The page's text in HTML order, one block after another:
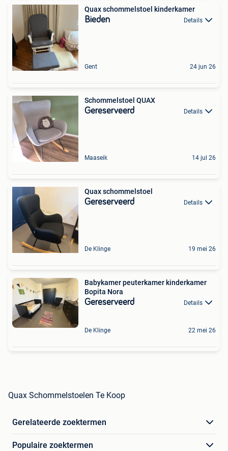
Quax schommelstoel kinderkamer
Bieden Details
Gent 24 jun 26
Schommelstoel QUAX
Gereserveerd Details
Maaseik 14 jul 26
Quax schommelstoel
Gereserveerd Details
De Klinge 19 mei 26
Babykamer peuterkamer kinderkamer
Bopita Nora
Gereserveerd Details
De Klinge 22 mei 26
Quax Schommelstoelen Te Koop
Gerelateerde zoektermen
Populaire zoektermen